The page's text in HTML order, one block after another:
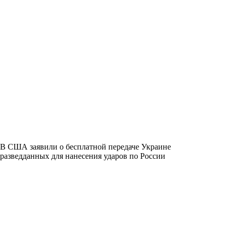
В США заявили о бесплатной передаче Украине
разведданных для нанесения ударов по России